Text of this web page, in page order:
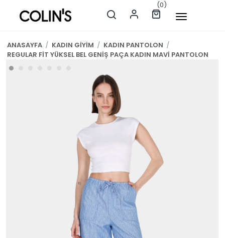
(0)
ANASAYFA / KADIN GİYİM / KADIN PANTOLON /
REGULAR FİT YÜKSEL BEL GENİŞ PAÇA KADIN MAVİ PANTOLON